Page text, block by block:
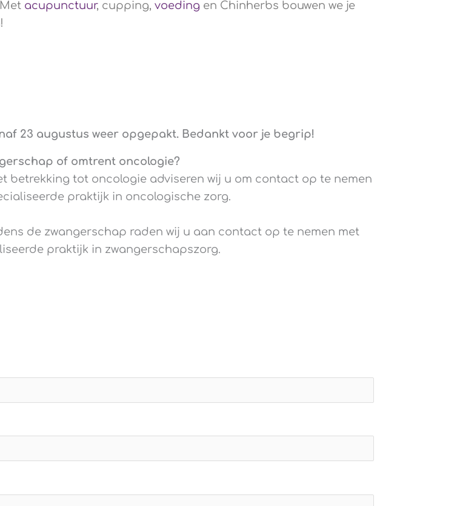
acupunctuur, cupping, voeding en Chinherbs bouwen we je
23 augustus weer opgepakt. Bedankt voor je begrip!
of omtrent oncologie?
betrekking tot oncologie adviseren wij u om contact op te nemen
praktijk in oncologische zorg.
de zwangerschap raden wij u aan contact op te nemen met
praktijk in zwangerschapszorg.